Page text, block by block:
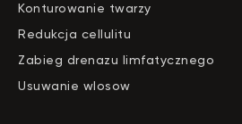
Konturowanie twarzy
Redukcja cellulitu
Zabieg drenazu limfatycznego
Usuwanie wlosow